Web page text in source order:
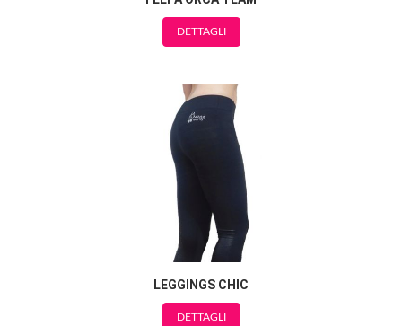
DETTAGLI
LEGGINGS CHIC
DETTAGLI